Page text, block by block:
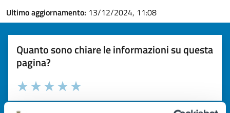
Ultimo aggiornamento: 13/12/2024, 11:08
Quanto sono chiare le informazioni su questa
pagina?
Valuta la chiarezza delle informazioni (da 1 a 5 stelle)
Seleziona il numero di stelle per valutare la chiarezza delle
Valuta 5 stelle su 5
Valuta 4 stelle su 5
Valuta 3 stelle su 5
Valuta 2 stelle su 5
Valuta 1 stelle su 5